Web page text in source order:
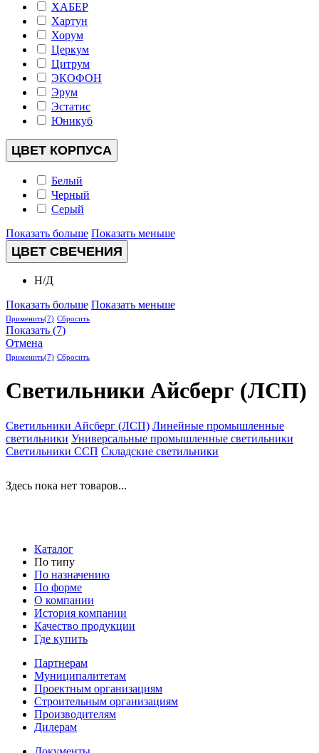
ХАБЕР
Хартун
Хорум
Церкум
Цитрум
ЭКОФОН
Эрум
Эстатис
Юникуб
ЦВЕТ КОРПУСА
Белый
Черный
Серый
Показать больше Показать меньше
ЦВЕТ СВЕЧЕНИЯ
Н/Д
Показать больше Показать меньше
Применить(7) Сбросить
Показать (7)
Отмена
Применить(7) Сбросить
Светильники Айсберг (ЛСП)
Светильники Айсберг (ЛСП) Линейные промышленные
светильники Универсальные промышленные светильники
Светильники ССП Складские светильники
Здесь пока нет товаров...
Каталог
По типу
По назначению
По форме
О компании
История компании
Качество продукции
Где купить
Партнерам
Муниципалитетам
Проектным организациям
Строительным организациям
Производителям
Дилерам